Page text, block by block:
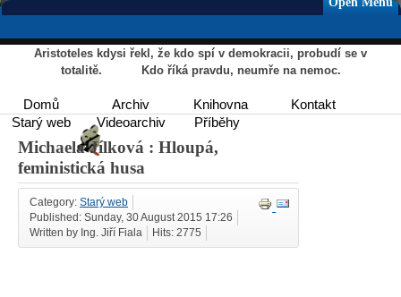
Aristoteles kdysi řekl, že kdo spí v demokracii, probudí se v
totalitě. Kdo říká pravdu, neumře na nemoc.
Domů Archiv Knihovna
Kontakt
Starý web
Videoarchiv Příběhy
Michaela Jílková : Hloupá,
feministická husa
Category: Starý web
Published: Sunday, 30 August 2015 17:26
Written by Ing. Jiří Fiala
Hits: 2775